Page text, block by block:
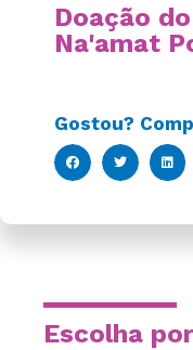
Doação
Na'amat
Gostou?
Escolha